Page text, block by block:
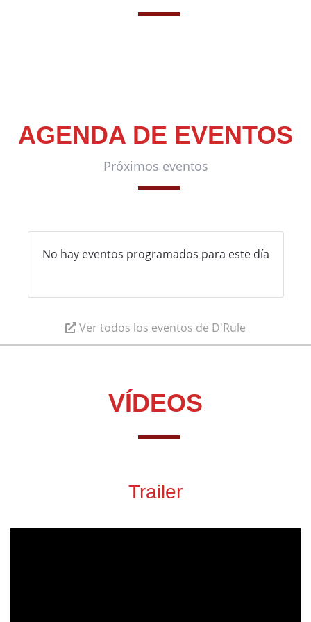
AGENDA DE EVENTOS
Próximos eventos
No hay eventos programados para este día
Ver todos los eventos de D'Rule
VÍDEOS
Trailer